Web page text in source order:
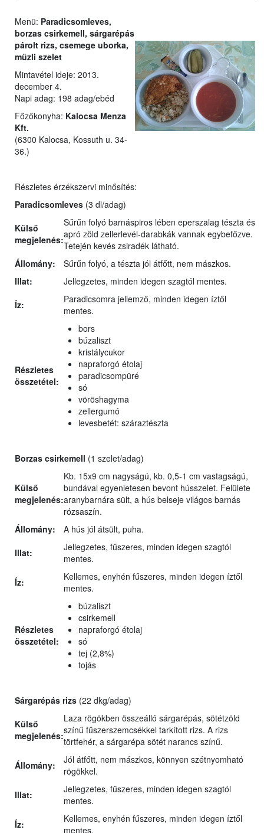
Menü: Paradicsomleves,
borzas csirkemell, sárgarépás
párolt rizs, csemege uborka,
müzli szelet
Mintavétel ideje: 2013.
december 4.
Napi adag: 198 adag/ebéd
Főzőkonyha: Kalocsa Menza
Kft.
(6300 Kalocsa, Kossuth u. 34-
36.)
Részletes érzékszervi minősítés:
Paradicsomleves (3 dl/adag)
Külső
megjelenés:
Sűrűn folyó barnáspiros lében eperszalag tészta és
apró zöld zellerlevél-darabkák vannak egybefőzve.
Tetején kevés zsiradék látható.
Állomány:
Sűrűn folyó, a tészta jól átfőtt, nem mászkos.
Illat:
Jellegzetes, minden idegen szagtól mentes.
Íz:
Paradicsomra jellemző, minden idegen íztől
mentes.
Részletes
összetétel:
bors
búzaliszt
kristálycukor
napraforgó étolaj
paradicsompüré
só
vöröshagyma
zellergumó
levesbetét: száraztészta
Borzas csirkemell (1 szelet/adag)
Külső
megjelenés:
Kb. 15x9 cm nagyságú, kb. 0,5-1 cm vastagságú,
bundával egyenletesen bevont hússzelet. Felülete
aranybarnára sült, a hús belseje világos barnás
rózsaszín.
Állomány:
A hús jól átsült, puha.
Illat:
Jellegzetes, fűszeres, minden idegen szagtól
mentes.
Íz:
Kellemes, enyhén fűszeres, minden idegen íztől
mentes.
Részletes
összetétel:
búzaliszt
csirkemell
napraforgó étolaj
só
tej (2,8%)
tojás
Sárgarépás rizs (22 dkg/adag)
Külső
megjelenés:
Laza rögökben összeálló sárgarépás, sötétzöld
színű fűszerszemcsékkel tarkított rizs. A rizs
törtfehér, a sárgarépa sötét narancs színű.
Állomány:
Jól átfőtt, nem mászkos, könnyen szétnyomható
rögökkel.
Illat:
Jellegzetes, fűszeres, minden idegen szagtól
mentes.
Íz:
Kellemes, enyhén fűszeres, minden idegen íztől
mentes.